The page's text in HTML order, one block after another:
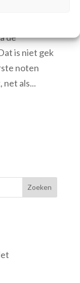
de meest
–
de
is niet gek
noten
als...